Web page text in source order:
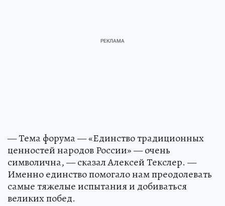
— Тема форума — «Единство традиционных
ценностей народов России» — очень
символична, — сказал Алексей Текслер. —
Именно единство помогало нам преодолевать
самые тяжелые испытания и добиваться
великих побед.